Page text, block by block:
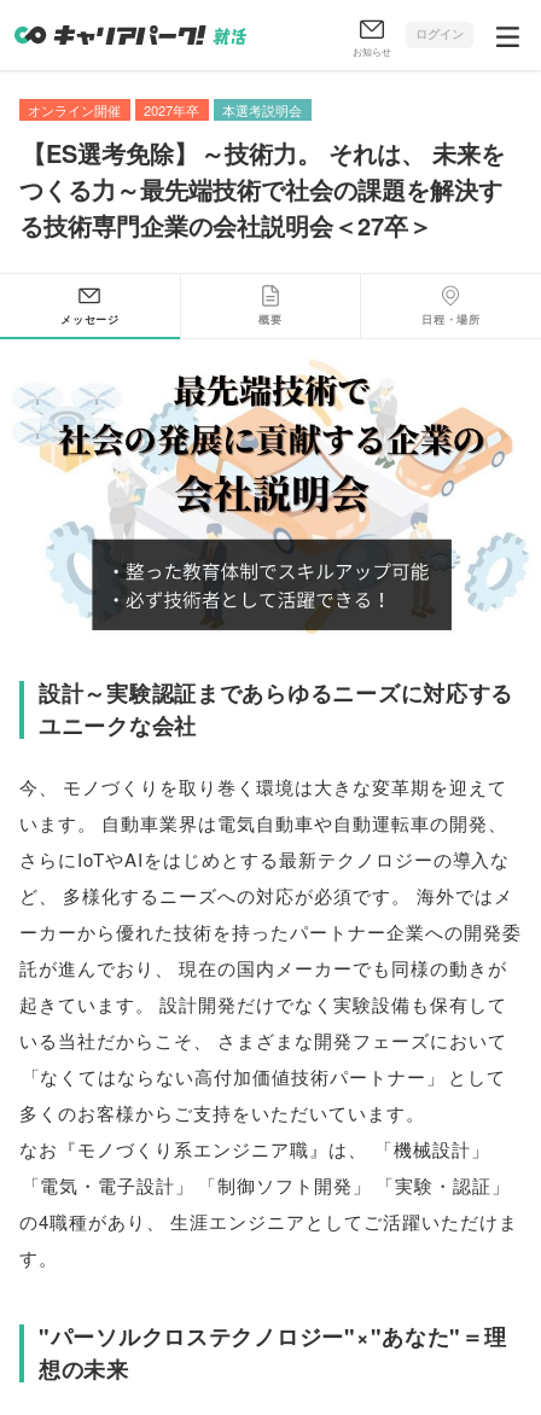
お知らせ
ログイン
オンライン開催 2027年卒 本選考説明会
【ES選考免除】 ～技術力。 それは、
未来を
つくる力～最先端技術で社会の課題を解決す
る技術専門企業の会社説明会＜27卒＞
メッセージ 概要 日程・場所
設計～実験認証まであらゆるニーズに対応する
ユニークな会社
今
モノづくりを取り巻く環境は大きな変革期を迎えて
います。 自動車業界は電気自動車や自動運転車の開発
さらにIoTやAIをはじめとする最新テクノロジーの導入な
ど
多様化するニーズへの対応が必須です。
海外ではメ
ーカーから優れた技術を持ったパートナー企業への開発委
託が進んでおり
現在の国内メーカーでも同様の動きが
起きています。
設計開発だけでなく実験設備も保有して
いる当社だからこそ
さまざまな開発フェーズにおいて
「なくてはならない高付加価値技術パートナー 」
として
多くのお客様からご支持をいただいています。
なお『モノづくり系エンジニア職』は
「機械設計 」
「電気・電子設計 」 「制御ソフト開発 」 「実験・認証 」
の4職種があり
生涯エンジニアとしてご活躍いただけま
す。
"パーソルクロステクノロジー"×"あなた"＝理
想の未来